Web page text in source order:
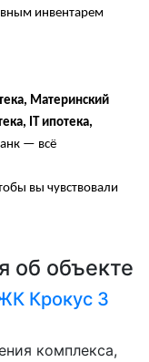
инвентарем
Материнский
IT ипотека,
— всё
вы чувствовали
об объекте
Крокус 3
комплекса,